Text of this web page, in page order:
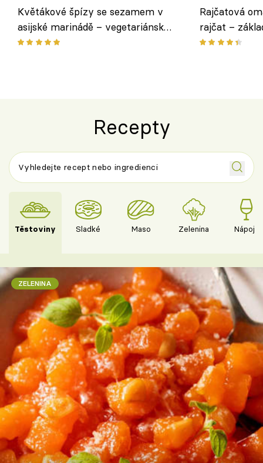
Květákové špízy se sezamem v
asijské marinádě – vegetariánská
chuťovka z grilu
Rajčatová
rajčat –
Recepty
Těstoviny Sladké Maso Zelenina Nápoje
ZELENINA